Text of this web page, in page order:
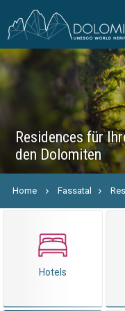
Residences für
den Dolomiten
Home Fassatal
Hotels